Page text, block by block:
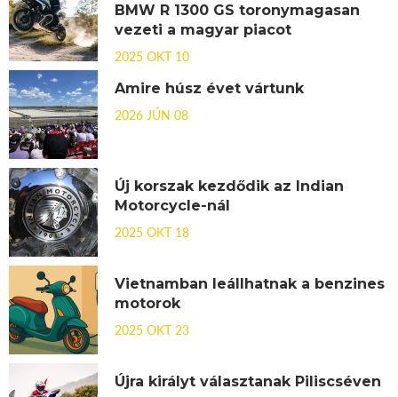
BMW R 1300 GS toronymagasan
vezeti a magyar piacot
2025 OKT 10
Amire húsz évet vártunk
2026 JÚN 08
Új korszak kezdődik az Indian
Motorcycle-nál
2025 OKT 18
Vietnamban leállhatnak a benzines
motorok
2025 OKT 23
Újra királyt választanak Piliscséven